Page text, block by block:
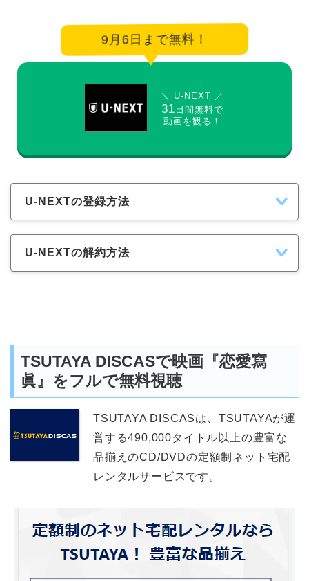
9月6日まで無料！
＼ U-NEXT ／
31 日間無料で
動画を観る！
U-NEXTの登録方法
U-NEXTの解約方法
TSUTAYA DISCASで映画『恋愛寫
眞』をフルで無料視聴
TSUTAYA DISCASは、TSUTAYAが運
営する490,000タイトル以上の豊富な
品揃えのCD/DVDの定額制ネット宅配
レンタルサービスです。